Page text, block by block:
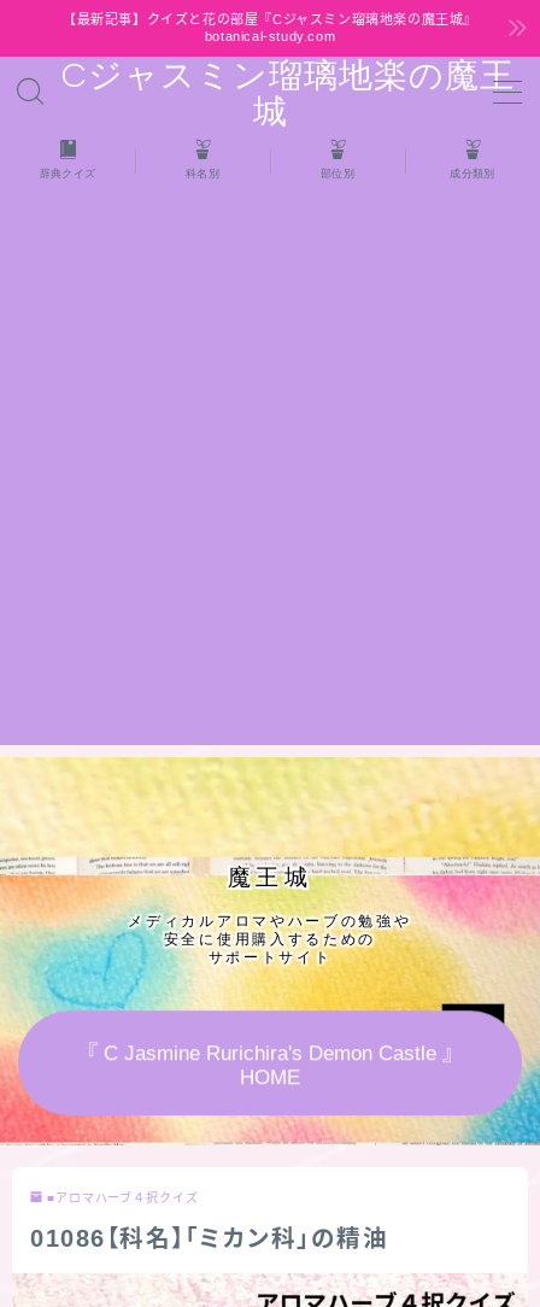
【最新記事】クイズと花の部屋『Cジャスミン瑠璃地楽の魔王城』
botanical-study.com
Cジャスミン瑠璃地楽の魔王
城
MENU
HOME
公式ウェブサイト『Botanical Study』
Cジャスミン瑠璃地楽の主な活動先リンク集
プロフィール
アロマハーブアンケート
おすすめ商品＆レビュー
★スペシャルアロマハーブ４択クイズ (kindle出
お問い合わせ
辞典クイズ 科名別 部位別 成分類別
魔王城
メディカルアロマやハーブの勉強や
安全に使用購入するための
サポートサイト
『 C Jasmine Rurichira's Demon Castle 』
HOME
■アロマハーブ４択クイズ
01086【科名】「ミカン科」の精油